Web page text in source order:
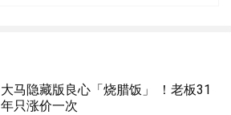
大马隐藏版良心「烧腊饭」 ！老板31
年只涨价一次